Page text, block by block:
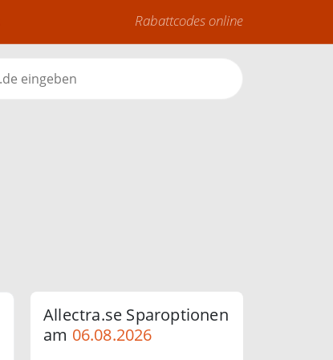
Rabattcodes online
Allectra.se Sparoptionen
am 06.08.2026